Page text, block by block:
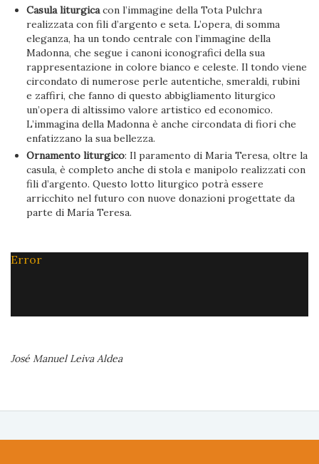
Casula liturgicacon l’immagine della Tota Pulchra
realizzata con fili d’argento e seta. L’opera, di somma
eleganza, ha un tondo centrale con l’immagine della
Madonna, che segue i canoni iconografici della sua
rappresentazione in colore bianco e celeste. Il tondo viene
circondato di numerose perle autentiche, smeraldi, rubini
e zaffiri, che fanno di questo abbigliamento liturgico
un’opera di altissimo valore artistico ed economico.
L’immagina della Madonna è anche circondata di fiori che
enfatizzano la sua bellezza.
Ornamento liturgico: Il paramento di Maria Teresa, oltre la
casula, è completo anche di stola e manipolo realizzati con
fili d’argento. Questo lotto liturgico potrà essere
arricchito nel futuro con nuove donazioni progettate da
parte di María Teresa.
Error
José Manuel Leiva Aldea